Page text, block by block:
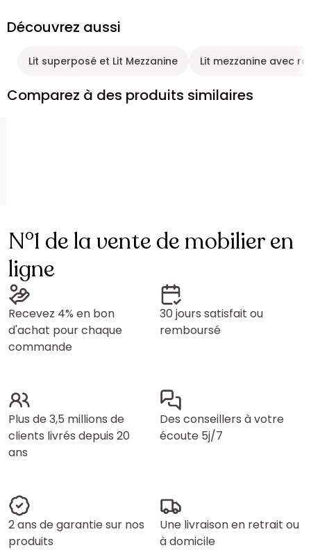
Découvrez aussi
Lit superposé et Lit Mezzanine Lit mezzanine avec
Comparez à des produits similaires
N°1 de la vente de mobilier en
ligne
Recevez 4% en bon
d'achat pour chaque
commande
30 jours satisfait ou
remboursé
Plus de 3,5 millions de
clients livrés depuis 20
ans
Des conseillers à votre
écoute 5j/7
2 ans de garantie sur nos
produits
Une livraison en retrait ou
à domicile